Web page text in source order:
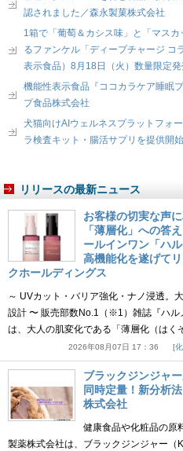
認されました／森永製菓株式会社
1箱で「葡萄＆カシス味」と「マス
るファンケル「ディープチャージ コ
表示食品）8月18日（火）数量限定
機能性表示食品『ココカラケア睡眠
プ食品株式会社
犬猫向けAIウェルネスプラットフォ
ラ検査キット・腸活サプリを提供開
リリースの最新ニュース
お客様の切実な声
「薄層化」への答
ールインワン「ハ
高機能化を遂げて
クホールディングス
～ UVカット・バリア強化・ナノ浸透。
設計 〜 販売部数No.1（※1）雑誌『ハル
は、大人の肌変化である「薄層化（は
2026年08月07日 17：36
ブラックジンジャ
同時定量！新分析
株式会社
健康食品や化粧品の原
製薬株式会社は、ブラックジンジャー